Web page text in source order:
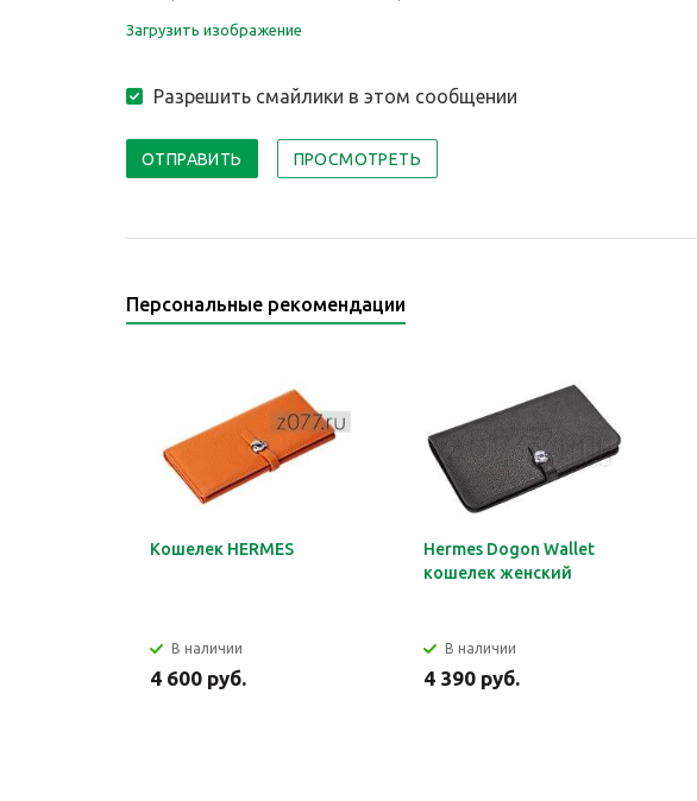
Загрузить изображение
Разрешить смайлики в этом сообщении
Персональные рекомендации
Кошелек HERMES
В наличии
4 600 руб.
Hermes Dogon Wallet
кошелек женский
В наличии
4 390 руб.